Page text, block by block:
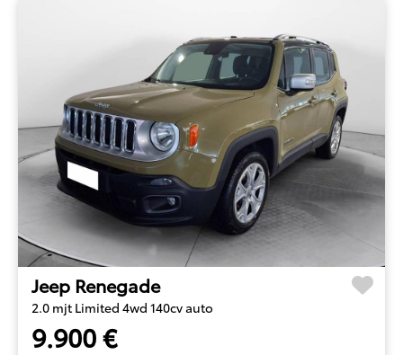
Jeep Renegade
2.0 mjt Limited 4wd 140cv auto
9.900 €